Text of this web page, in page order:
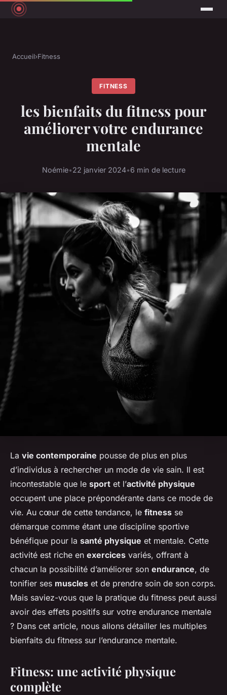
Accueil›Fitness
FITNESS
les bienfaits du fitness pour
améliorer votre endurance
mentale
Noémie•22 janvier 2024•6 min de lecture
La vie contemporaine pousse de plus en plus
d’individus à rechercher un mode de vie sain. Il est
incontestable que le sport et l’activité physique
occupent une place prépondérante dans ce mode de
vie. Au cœur de cette tendance, le fitness se
démarque comme étant une discipline sportive
bénéfique pour la santé physique et mentale. Cette
activité est riche en exercices variés, offrant à
chacun la possibilité d’améliorer son endurance, de
tonifier ses muscles et de prendre soin de son corps.
Mais saviez-vous que la pratique du fitness peut aussi
avoir des effets positifs sur votre endurance mentale
? Dans cet article, nous allons détailler les multiples
bienfaits du fitness sur l’endurance mentale.
Fitness: une activité physique
complète